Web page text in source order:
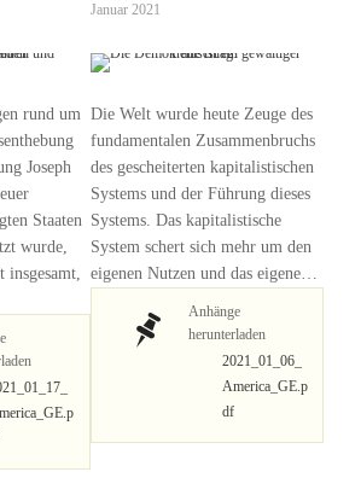
rund um
Joseph
Staaten
wurde,
insgesamt,
Januar 2021
Die Welt wurde heute Zeuge des
fundamentalen Zusammenbruchs
des gescheiterten kapitalistischen
Systems und der Führung dieses
Systems. Das kapitalistische
System schert sich mehr um den
eigenen Nutzen und das eigene…
Anhänge
herunterladen
2021_01_06_
America_GE.p
df